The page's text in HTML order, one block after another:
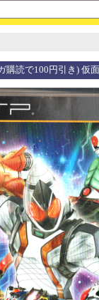
購読で100円引き) 仮